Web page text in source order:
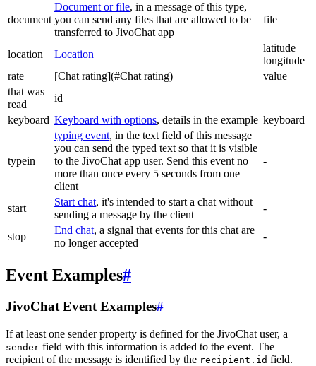
document
Document or file, in a message of this type,
you can send any files that are allowed to be
transferred to JivoChat app
file
location Location
latitude
longitude
rate
[Chat rating](#Chat rating)
value
that was
read
id
keyboard Keyboard with options, details in the example keyboard
typein
typing event, in the text field of this message
you can send the typed text so that it is visible
to the JivoChat app user. Send this event no
more than once every 5 seconds from one
client
-
start
Start chat, it's intended to start a chat without
sending a message by the client
-
stop
End chat, a signal that events for this chat are
no longer accepted
-
Event Examples#
JivoChat Event Examples#
If at least one sender property is defined for the JivoChat user, a
sender field with this information is added to the event. The
recipient of the message is identified by the recipient.id field.